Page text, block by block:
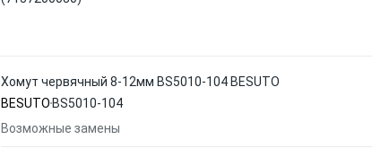
Хомут червячный 8-12мм BS5010-104 BESUTO
BESUTO BS5010-104
Возможные замены